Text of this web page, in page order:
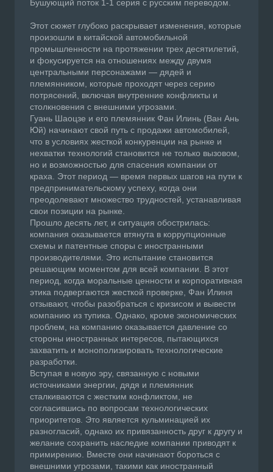
Бушующий поток 1-1 серия с русским переводом.
Этот сюжет глубоко раскрывает изменения, которые
произошли в китайской автомобильной
промышленности на протяжении трех десятилетий,
и фокусируется на отношениях между двумя
центральными персонажами — дядей и
племянником, которые проходят через серию
потрясений, включая внутренние конфликты и
столкновения с внешними угрозами.
Гуань Шаоцзе и его племянник Фан Илинь (Ван Ань
Юй) начинают свой путь с продажи автомобилей,
что в условиях жесткой конкуренции на рынке и
нехватки технологий становится не только вызовом,
но и возможностью для спасения компании от
краха. Этот период — время первых шагов на пути к
предпринимательскому успеху, когда они
преодолевают множество трудностей, устанавливая
свои позиции на рынке.
Прошло десять лет, и ситуация обострилась:
компания оказывается втянута в коррупционные
схемы и патентные споры с иностранными
производителями. Это испытание становится
решающим моментом для всей компании. В этот
период, когда моральные ценности и корпоративная
этика подвергаются жесткой проверке, Фан Илиня
отзывают, чтобы разобраться с кризисом и вывести
компанию из тупика. Однако, кроме экономических
проблем, на компанию оказывается давление со
стороны иностранных интересов, пытающихся
захватить и монополизировать технологические
разработки.
Вступая в новую эру, связанную с новыми
источниками энергии, дядя и племянник
сталкиваются с жестким конфликтом, не
согласившись по вопросам технологических
приоритетов. Это является кульминацией их
разногласий, однако их привязанность друг к другу и
желание сохранить наследие компании приводят к
примирению. Вместе они начинают бороться с
внешними угрозами, такими как иностранный